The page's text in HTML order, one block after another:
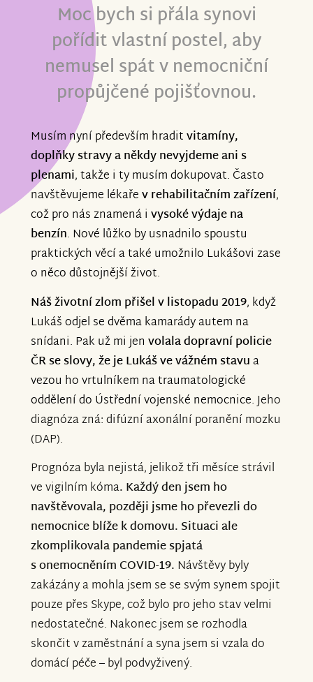
Moc bych si přála synovi
pořídit vlastní postel, aby
nemusel spát v nemocniční
propůjčené pojišťovnou.
Musím nyní především hraditvitamíny,
doplňky stravy a někdy nevyjdeme ani s
plenami, takže i ty musím dokupovat. Často
navštěvujeme lékařev rehabilitačním zařízení,
což pro nás znamená i vysoké výdaje na
benzín. Nové lůžko by usnadnilo spoustu
praktických věcí a také umožnilo Lukášovi zase
o něco důstojnější život.
Náš životní zlom přišel v listopadu 2019, když
Lukáš odjel se dvěma kamarády autem na
snídani. Pak už mi jen volala dopravní policie
ČR se slovy, že je Lukáš ve vážném stavua
vezou ho vrtulníkem na traumatologické
oddělení do Ústřední vojenské nemocnice.Jeho
diagnóza zná: difúzní axonální poranění mozku
(DAP).
Prognóza byla nejistá, jelikož tři měsíce strávil
ve vigilním kóma. Každý den jsem ho
navštěvovala, později jsme ho převezli do
nemocnice blíže k domovu. Situaci ale
zkomplikovala pandemie spjatá
s onemocněním COVID-19. Návštěvy byly
zakázány a mohla jsem se se svým synem spojit
pouze přes Skype, což bylo pro jeho stav velmi
nedostatečné. Nakonec jsem se rozhodla
skončit v zaměstnání a syna jsem si vzala do
domácí péče – byl podvyživený.